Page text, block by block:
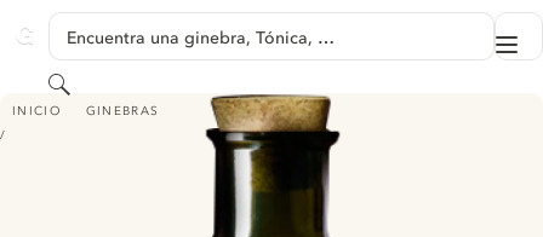
GINVENTORY
Encuentra una ginebra, Tónica, …
Buscar
INICIO GINEBRAS
GINFUSION